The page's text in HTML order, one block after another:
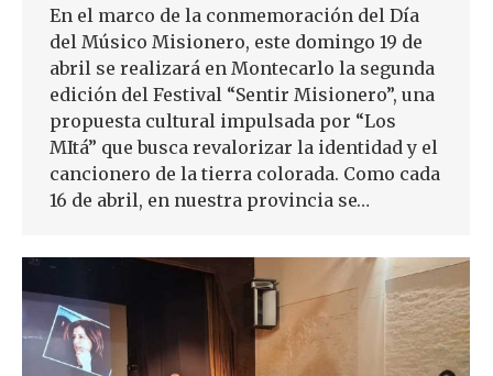
En el marco de la conmemoración del Día
del Músico Misionero, este domingo 19 de
abril se realizará en Montecarlo la segunda
edición del Festival “Sentir Misionero”, una
propuesta cultural impulsada por “Los
MItá” que busca revalorizar la identidad y el
cancionero de la tierra colorada. Como cada
16 de abril, en nuestra provincia se…